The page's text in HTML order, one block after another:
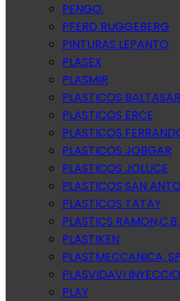
PENGO.
PFERD RUGGEBERG
PINTURAS LEPANTO
PLASEX
PLASMIR
PLASTICOS BALTASAR
PLASTICOS ERCE
PLASTICOS
PLASTICOS JOBGAR
PLASTICOS JOLUCE
PLASTICOS SAN
PLASTICOS TATAY
PLASTICS RAMON,C.B.
PLASTIKEN
PLASTMECCANICA,
PLASVIDAVI
PLAY